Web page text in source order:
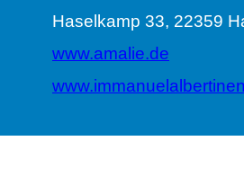
Haselkamp 33, 22359
www.amalie.de